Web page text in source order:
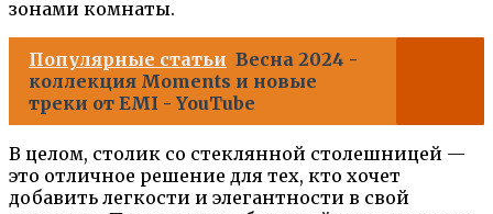
зонами комнаты.
Популярные статьи Весна 2024 -
коллекция Moments и новые
треки от EMI - YouTube
В целом, столик со стеклянной столешницей —
это отличное решение для тех, кто хочет
добавить легкости и элегантности в свой